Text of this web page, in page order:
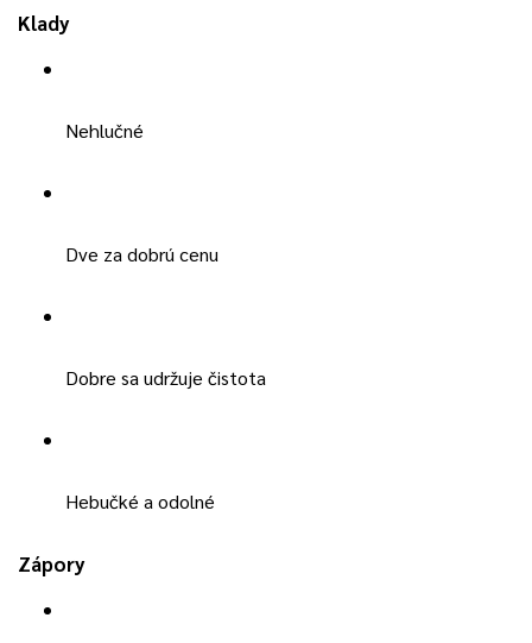
Klady
Nehlučné
Dve za dobrú cenu
Dobre sa udržuje čistota
Hebučké a odolné
Zápory